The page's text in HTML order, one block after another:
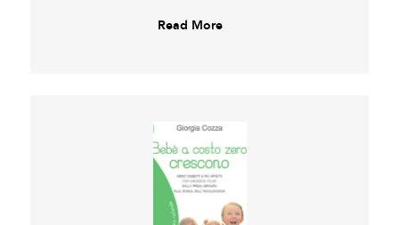
Read More